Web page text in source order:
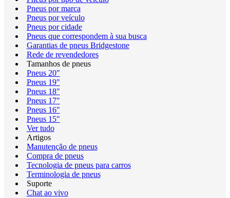
Pneus por marca
Pneus por veículo
Pneus por cidade
Pneus que correspondem à sua busca
Garantias de pneus Bridgestone
Rede de revendedores
Tamanhos de pneus
Pneus 20"
Pneus 19"
Pneus 18"
Pneus 17"
Pneus 16"
Pneus 15"
Ver tudo
Artigos
Manutenção de pneus
Compra de pneus
Tecnologia de pneus para carros
Terminologia de pneus
Suporte
Chat ao vivo